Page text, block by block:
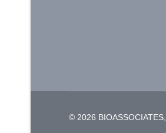
© 2026